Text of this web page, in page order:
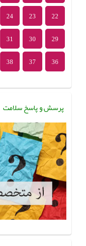
22
23
24
29
30
31
36
37
38
پرسش و پاسخ سلامت